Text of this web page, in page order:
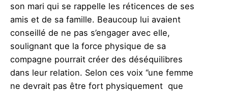
son mari qui se rappelle les réticences de ses
amis et de sa famille. Beaucoup lui avaient
conseillé de ne pas s’engager avec elle,
soulignant que la force physique de sa
compagne pourrait créer des déséquilibres
dans leur relation. Selon ces voix ‘’une femme
ne devrait pas être fort physiquement que